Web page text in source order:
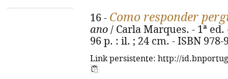
16 - Como responder
ano / Carla Marques. - 1ª
96 p. : il. ; 24 cm. - ISBN 978-
Link persistente: http://